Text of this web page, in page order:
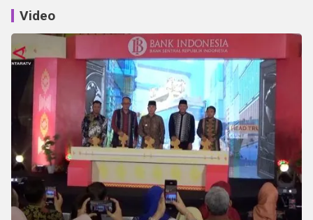
Video